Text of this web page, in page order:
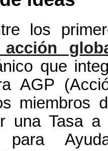
los
que
AGP
miembros
una Tasa a
para